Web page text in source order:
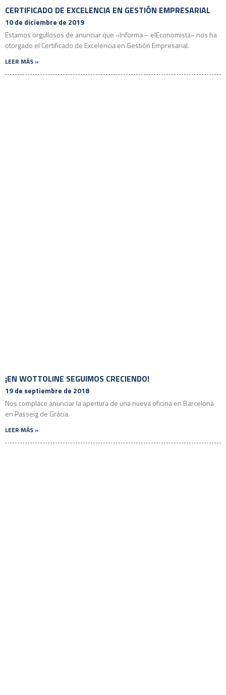
CERTIFICADO DE EXCELENCIA EN GESTIÓN EMPRESARIAL
10 de diciembre de 2019
Estamos orgullosos de anunciar que «Informa – elEconomista» nos ha
otorgado el Certificado de Excelencia en Gestión Empresarial.
LEER MÁS »
¡EN WOTTOLINE SEGUIMOS CRECIENDO!
19 de septiembre de 2018
Nos complace anunciar la apertura de una nueva oficina en Barcelona
en Passeig de Gràcia.
LEER MÁS »